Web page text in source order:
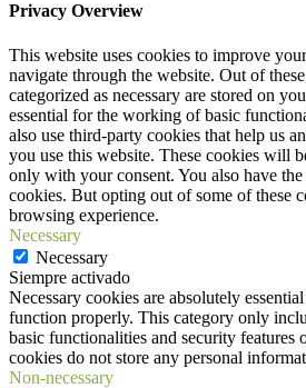
Privacy Overview
This website uses cookies to improve
navigate through the website. Out of
categorized as necessary are stored on
essential for the working of basic
also use third-party cookies that help us
you use this website. These cookies will
only with your consent. You also have
cookies. But opting out of some of these
browsing experience.
Necessary
Necessary
Siempre activado
Necessary cookies are absolutely
function properly. This category only
basic functionalities and security features
cookies do not store any personal
Non-necessary